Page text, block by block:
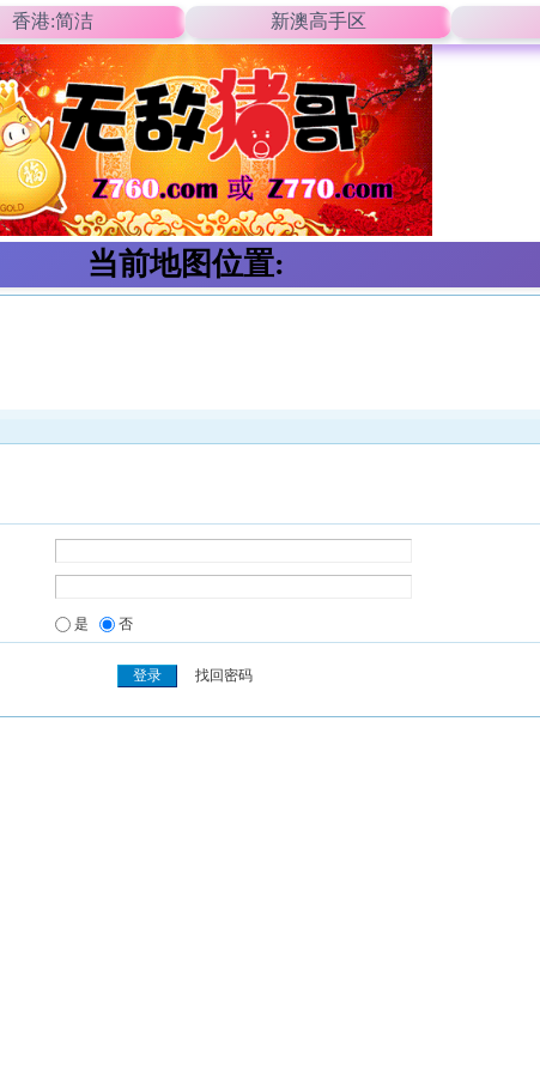
香港:简洁 新澳高手区
当前地图位置:
是 否
找回密码